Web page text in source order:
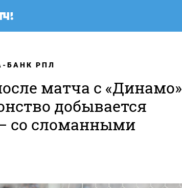
БАНК РПЛ
матча с «Динамо»
добывается
со сломанными